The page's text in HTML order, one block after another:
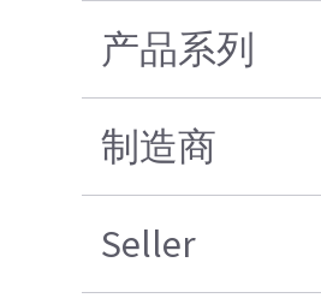
产品系列
制造商
Seller